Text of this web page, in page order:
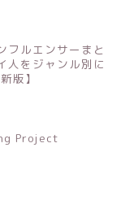
フルエンサーまと
人をジャンル別に
版】
Project